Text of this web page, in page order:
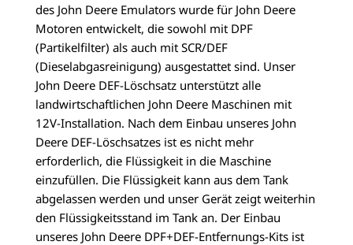
des John Deere Emulators wurde für John Deere
Motoren entwickelt, die sowohl mit DPF
(Partikelfilter) als auch mit SCR/DEF
(Dieselabgasreinigung) ausgestattet sind. Unser
John Deere DEF-Löschsatz unterstützt alle
landwirtschaftlichen John Deere Maschinen mit
12V-Installation. Nach dem Einbau unseres John
Deere DEF-Löschsatzes ist es nicht mehr
erforderlich, die Flüssigkeit in die Maschine
einzufüllen. Die Flüssigkeit kann aus dem Tank
abgelassen werden und unser Gerät zeigt weiterhin
den Flüssigkeitsstand im Tank an. Der Einbau
unseres John Deere DPF+DEF-Entfernungs-Kits ist